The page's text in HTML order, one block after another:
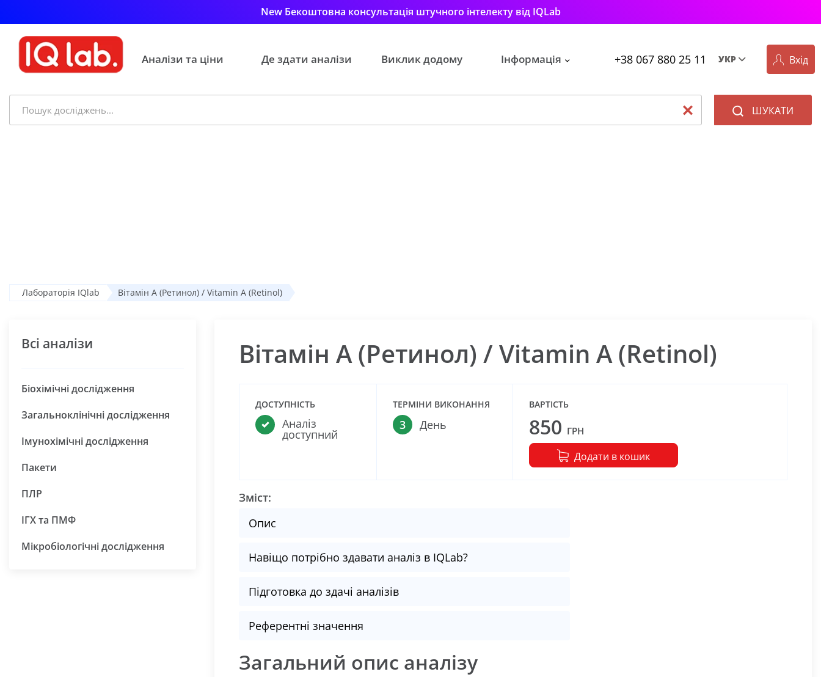
New Бекоштовна консультація штучного інтелекту від IQLab
Аналізи та ціни Де здати аналізи Виклик додому Інформація +38 067 880 25 11
УКР
Вхід
ШУКАТИ
Лабораторія IQlab Вітамін А (Ретинол) / Vitamin A (Retinol)
Всі аналізи
Біохімічні дослідження
Загальноклінічні дослідження
Імунохімічні дослідження
Пакети
ПЛР
ІГХ та ПМФ
Мікробіологічні дослідження
Вітамін А (Ретинол) / Vitamin A (Retinol)
ДОСТУПНІСТЬ
Аналіз
доступний
ТЕРМІНИ ВИКОНАННЯ
3 День
ВАРТІСТЬ
850 ГРН
Додати в кошик
Зміст:
Опис
Навіщо потрібно здавати аналіз в IQLab?
Підготовка до здачі аналізів
Референтні значення
Загальний опис аналізу